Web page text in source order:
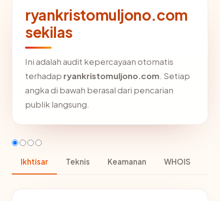
ryankristomuljono.com
sekilas
Ini adalah audit kepercayaan otomatis
terhadap ryankristomuljono.com. Setiap
angka di bawah berasal dari pencarian
publik langsung.
Ikhtisar Teknis Keamanan WHOIS